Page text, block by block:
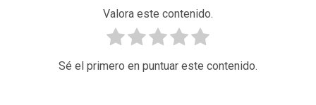
Valora este contenido.
Sé el primero en puntuar este contenido.